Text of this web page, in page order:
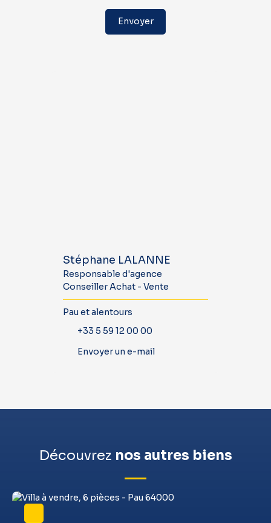
Envoyer
Stéphane LALANNE
Responsable d'agence
Conseiller Achat - Vente
Pau et alentours
+33 5 59 12 00 00
Envoyer un e-mail
Découvrez nos autres biens